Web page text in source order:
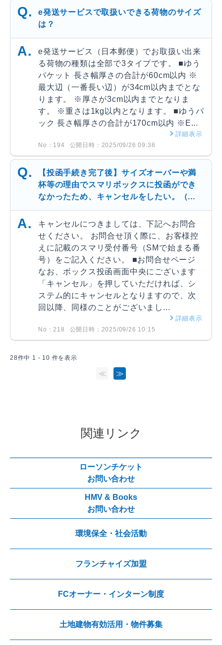
e発送サービスで取扱いできる荷物のサイズ
は？
e発送サービス（日本郵便）でお取扱い出来
る荷物の種類は全部で3タイプです。 ■ゆう
パケット 長さ幅厚さの合計が60cm以内 ※
最大辺（一番長い辺）が34cm以内までとな
ります。 ※厚さが3cm以内までとなりま
す。 ※重さは1kg以内となります。 ■ゆうパ
ック 長さ幅厚さの合計が170cm以内 ※E...
詳細表示
No：194 公開日時：2025/09/26 09:36
【投函手続き完了後】サイズオーバーや満
杯等の理由でスマリボックスに投函ができ
なかったため、キャンセルをしたい。（...
キャンセルにつきましては、下記へお問合
せください。 お問合せ頂く際に、お客様控
えに記載のスマリ受付番号（SMで始まる番
号）をご記入ください。 ■お問合せページ
なお、ボックス投函画面中央にございます
「キャンセル」を押していただければ、シ
ステム的にキャンセルとなりますので、次
回以降、同様のことがございまし...
詳細表示
No：218 公開日時：2025/09/26 10:15
28件中 1 - 10 件を表示
≪ ≫
関連リンク
ローソンチケット
お問い合わせ
HMV & Books
お問い合わせ
環境保全・社会活動
フランチャイズ加盟
FCオーナー・インターン制度
土地建物有効活用・物件募集